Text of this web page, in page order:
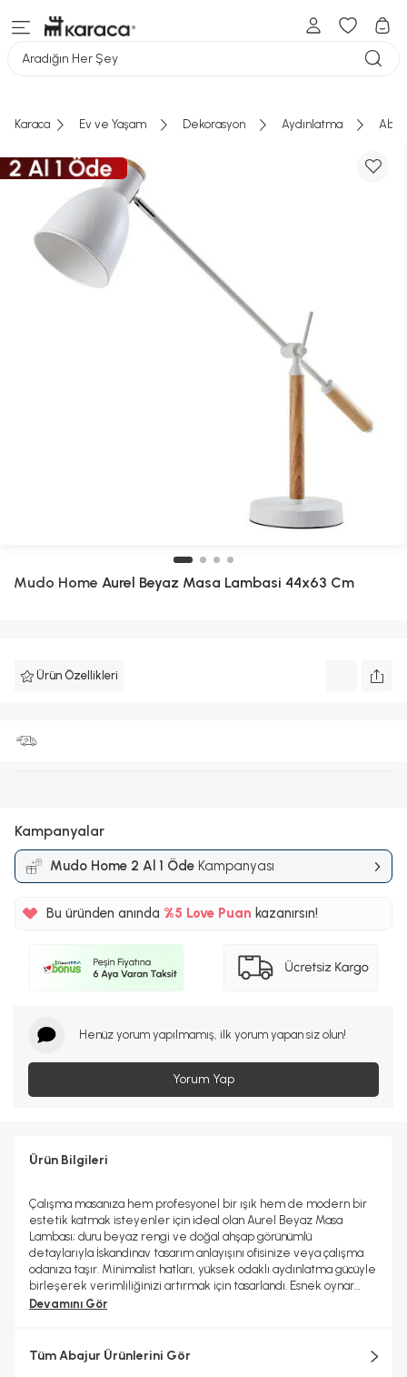
Aradığın Her Şey
Karaca Ev ve Yaşam Dekorasyon Aydınlatma
Mudo Home Aurel Beyaz Masa Lambasi 44x63 Cm
Ürün Özellikleri
Kampanyalar
Mudo Home 2 Al 1 Öde Kampanyası
Bu üründen anında %5
%5
Love Puan kazanırsın!
Henüz yorum yapılmamış, ilk yorum yapan siz olun!
Yorum Yap
Ürün Bilgileri
Çalışma masanıza hem profesyonel bir ışık hem de modern bir
estetik katmak isteyenler için ideal olan Aurel Beyaz Masa
Lambası; duru beyaz rengi ve doğal ahşap görünümlü
detaylarıyla İskandinav tasarım anlayışını ofisinize veya çalışma
odanıza taşır. Minimalist hatları, yüksek odaklı aydınlatma gücüyle
birleşerek verimliliğinizi artırmak için tasarlandı. Esnek oynar
başlık teknolojisi sayesinde ışığı tam olarak ihtiyaç duyduğunuz
Metal
Devamını Gör
Tüm Abajur Ürünlerini Gör